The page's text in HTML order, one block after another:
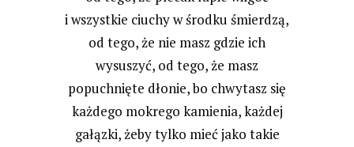
i wszystkie ciuchy w środku śmierdzą,
od tego, że nie masz gdzie ich
wysuszyć, od tego, że masz
popuchnięte dłonie, bo chwytasz się
każdego mokrego kamienia, każdej
gałązki, żeby tylko mieć jako takie